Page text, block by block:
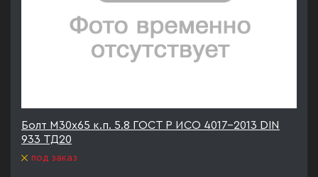
Болт М30х65 к.п. 5.8 ГОСТ Р ИСО 4017-2013 DIN
933 ТД20
под заказ